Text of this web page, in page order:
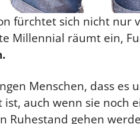
fürchtet sich nicht nur
Millennial räumt ein,
Menschen, dass es
auch wenn sie noch
Ruhestand gehen